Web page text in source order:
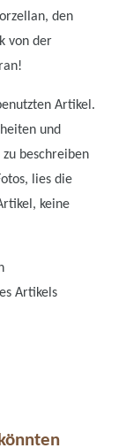
den
von der
Artikel.
und
beschreiben
lies die
keine
Artikels